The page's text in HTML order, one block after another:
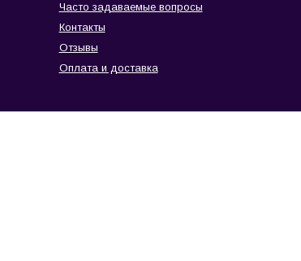
Часто задаваемые вопросы
Контакты
Отзывы
Оплата и доставка